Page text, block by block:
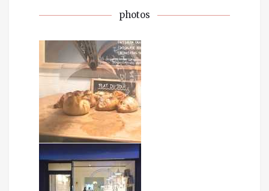
photos